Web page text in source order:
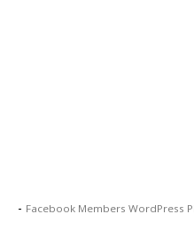
- Facebook Members WordPress